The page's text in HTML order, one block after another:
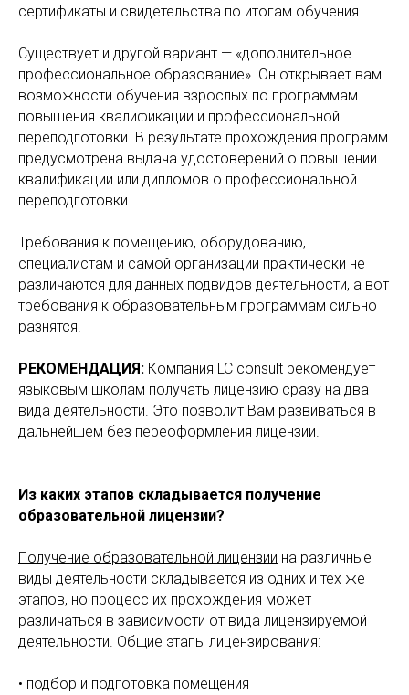
сертификаты и свидетельства по итогам обучения.
Существует и другой вариант — «дополнительное
профессиональное образование». Он открывает вам
возможности обучения взрослых по программам
повышения квалификации и профессиональной
переподготовки. В результате прохождения программ
предусмотрена выдача удостоверений о повышении
квалификации или дипломов о профессиональной
переподготовки.
Требования к помещению, оборудованию,
специалистам и самой организации практически не
различаются для данных подвидов деятельности, а вот
требования к образовательным программам сильно
разнятся.
РЕКОМЕНДАЦИЯ: Компания LC consult рекомендует
языковым школам получать лицензию сразу на два
вида деятельности. Это позволит Вам развиваться в
дальнейшем без переоформления лицензии.
Из каких этапов складывается получение
образовательной лицензии?
Получение образовательной лицензии на различные
виды деятельности складывается из одних и тех же
этапов, но процесс их прохождения может
различаться в зависимости от вида лицензируемой
деятельности. Общие этапы лицензирования:
• подбор и подготовка помещения